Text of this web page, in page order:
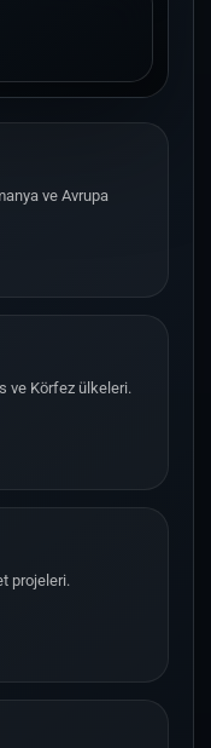
ve Avrupa
ve Körfez ülkeleri.
projeleri.